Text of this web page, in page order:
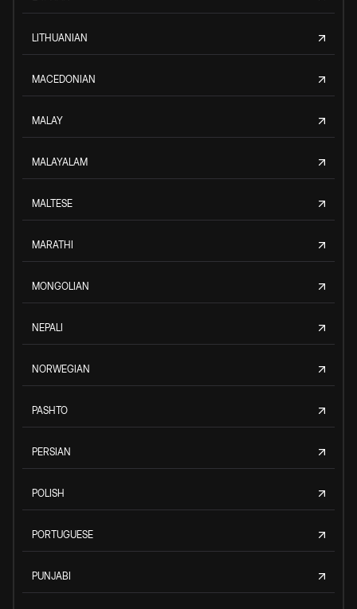
LITHUANIAN
MACEDONIAN
MALAY
MALAYALAM
MALTESE
MARATHI
MONGOLIAN
NEPALI
NORWEGIAN
PASHTO
PERSIAN
POLISH
PORTUGUESE
PUNJABI